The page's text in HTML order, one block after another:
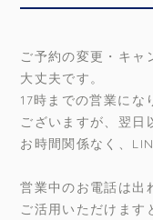
ご予約の変更・キャ
大丈夫です。
17時までの営業にな
ございますが、翌日
お時間関係なく、
営業中のお電話は出
ご活用いただけます